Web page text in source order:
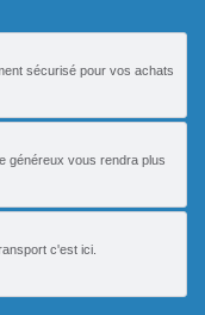
sécurisé pour vos achats
généreux vous rendra plus
c'est ici.